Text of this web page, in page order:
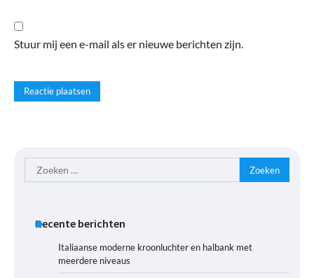
Stuur mij een e-mail als er nieuwe berichten zijn.
Zoeken
naar:
Recente berichten
Italiaanse moderne kroonluchter en halbank met
meerdere niveaus